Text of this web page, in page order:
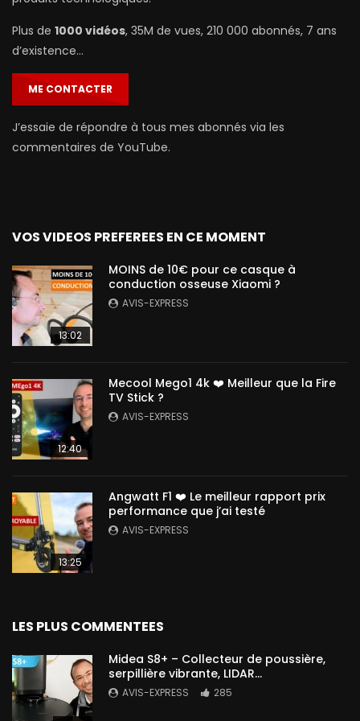
Plus de 1000 vidéos, 35M de vues, 210 000 abonnés, 7 ans
d’existence…
ME CONTACTER
J’essaie de répondre à tous mes abonnés via les
commentaires de YouTube.
VOS VIDEOS PREFEREES EN CE MOMENT
13:02
MOINS de 10€ pour ce casque à
conduction osseuse Xiaomi ?
AVIS-EXPRESS
12:40
Mecool Mego1 4k ❤️ Meilleur que la Fire
TV Stick ?
AVIS-EXPRESS
13:25
Angwatt F1 ❤️ Le meilleur rapport prix
performance que j’ai testé
AVIS-EXPRESS
LES PLUS COMMENTEES
Midea S8+ – Collecteur de poussière,
serpillière vibrante, LIDAR…
AVIS-EXPRESS 285